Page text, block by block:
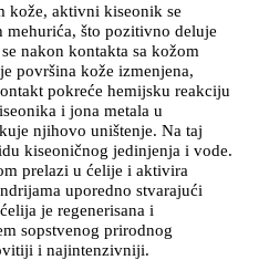
kože, aktivni kiseonik se
što pozitivno deluje
nakon kontakta sa kožom
površina kože izmenjena,
pokreće hemijsku reakciju
i jona metala u
njihovo uništenje. Na taj
kiseoničnog jedinjenja i vode.
prelazi u ćelije i aktivira
uporedno stvarajući
je regenerisana i
sopstvenog prirodnog
i najintenzivniji.